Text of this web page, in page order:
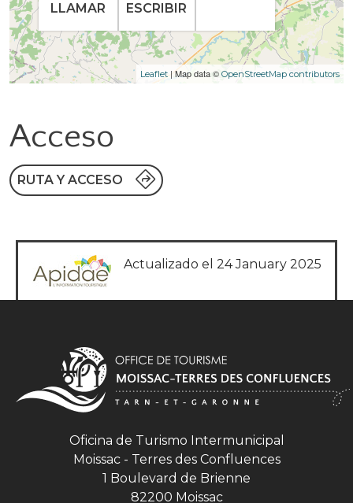
Leaflet | Map data © OpenStreetMap contributors
LLAMAR ESCRIBIR
Acceso
RUTA Y ACCESO
Actualizado el 24 January 2025
Oficina de Turismo Intermunicipal
Moissac - Terres des Confluences
1 Boulevard de Brienne
82200 Moissac